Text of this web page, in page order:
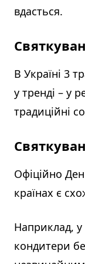
вдасться.
В Україні 3
у тренді – у
традиційні
Офіційно
країнах є
Наприклад,
кондитери